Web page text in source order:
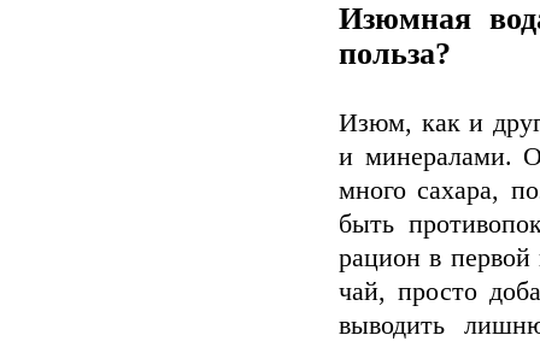
Изюмная
польза?
Изюм, как и
и минералами.
много сахара,
быть
рацион в первой
чай, просто
выводить